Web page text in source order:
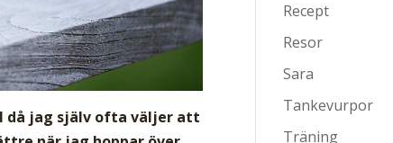
då jag själv ofta väljer att
Recept
Resor
Sara
Tankevurpor
Träning